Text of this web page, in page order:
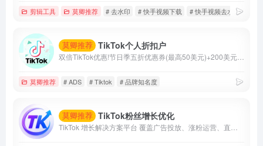
剪辑工具 莫卿推荐 # 去水印 # 快手视频下载 # 快手视频去水印
莫卿推荐 TikTok个人折扣户
莫卿推荐 # ADS # Tiktok # 品牌知名度
莫卿推荐 TikTok粉丝增长优化